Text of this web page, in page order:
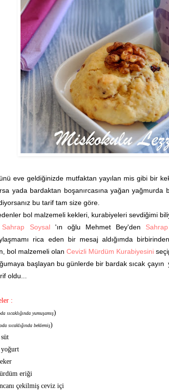
eve geldiğinizde mutfaktan yayılan mis gibi bir
yada bardaktan boşanırcasına yağan yağmurda
bu tarif tam size göre.
bol malzemeli kekleri, kurabiyeleri sevdiğimi
Sahrap Soysal'ın oğlu Mehmet Bey'den
rica eden bir mesaj aldığımda
bol malzemeli olan Cevizli Mürdüm Kurabiyesini
başlayan bu günlerde bir bardak sıcak çayın
oldu...
:
sıcaklığında yumuşamış)
oda sıcaklığında beklemiş)
yoğurt
eriği
çekilmiş ceviz içi